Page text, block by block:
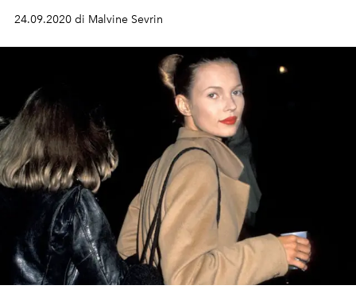
24.09.2020 di Malvine Sevrin